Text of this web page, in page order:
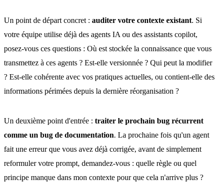
Un point de départ concret : auditer votre contexte existant. Si
votre équipe utilise déjà des agents IA ou des assistants copilot,
posez-vous ces questions : Où est stockée la connaissance que vous
transmettez à ces agents ? Est-elle versionnée ? Qui peut la modifier
? Est-elle cohérente avec vos pratiques actuelles, ou contient-elle des
informations périmées depuis la dernière réorganisation ?
Un deuxième point d'entrée : traiter le prochain bug récurrent
comme un bug de documentation. La prochaine fois qu'un agent
fait une erreur que vous avez déjà corrigée, avant de simplement
reformuler votre prompt, demandez-vous : quelle règle ou quel
principe manque dans mon contexte pour que cela n'arrive plus ?